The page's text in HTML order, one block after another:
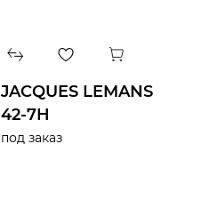
JACQUES LEMANS
42-7H
под заказ